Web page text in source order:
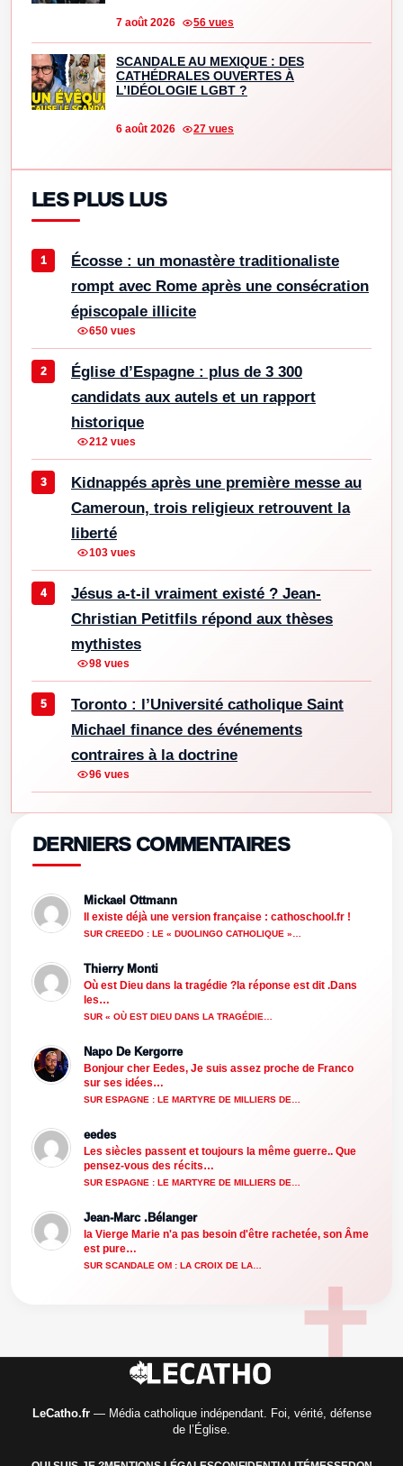
7 août 2026 56 vues
SCANDALE AU MEXIQUE : DES
CATHÉDRALES OUVERTES À
L’IDÉOLOGIE LGBT ?
6 août 2026 27 vues
LES PLUS LUS
Écosse : un monastère traditionaliste
rompt avec Rome après une consécration
épiscopale illicite
650 vues
Église d’Espagne : plus de 3 300
candidats aux autels et un rapport
historique
212 vues
Kidnappés après une première messe au
Cameroun, trois religieux retrouvent la
liberté
103 vues
Jésus a-t-il vraiment existé ? Jean-
Christian Petitfils répond aux thèses
mythistes
98 vues
Toronto : l’Université catholique Saint
Michael finance des événements
contraires à la doctrine
96 vues
DERNIERS COMMENTAIRES
Mickael Ottmann
Il existe déjà une version française : cathoschool.fr !
SUR CREEDO : LE « DUOLINGO CATHOLIQUE »…
Thierry Monti
Où est Dieu dans la tragédie ?la réponse est dit .Dans
les…
SUR « OÙ EST DIEU DANS LA TRAGÉDIE…
Napo De Kergorre
Bonjour cher Eedes, Je suis assez proche de Franco
sur ses idées…
SUR ESPAGNE : LE MARTYRE DE MILLIERS DE…
eedes
Les siècles passent et toujours la même guerre.. Que
pensez-vous des récits…
SUR ESPAGNE : LE MARTYRE DE MILLIERS DE…
Jean-Marc .Bélanger
la Vierge Marie n'a pas besoin d'être rachetée, son Âme
est pure…
SUR SCANDALE OM : LA CROIX DE LA…
LeCatho.fr— Média catholique indépendant. Foi, vérité, défense
de l’Église.